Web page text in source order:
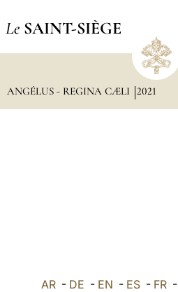
Le SAINT-SIÈGE
ANGÉLUS - REGINA CÆLI 2021
AR- DE - EN - ES- FR-